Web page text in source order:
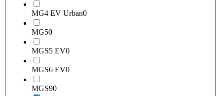
MG4 EV Urban0
MG50
MGS5 EV0
MGS6 EV0
MGS90